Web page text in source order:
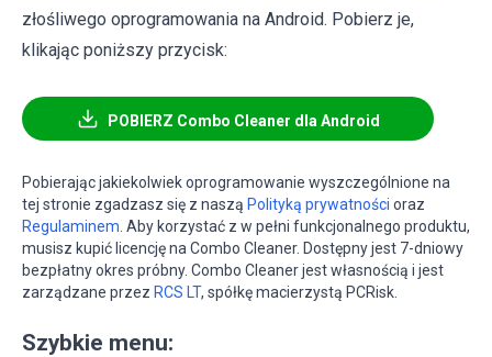
złośliwego oprogramowania na Android. Pobierz je,
klikając poniższy przycisk:
POBIERZ Combo Cleaner dla Android
Pobierając jakiekolwiek oprogramowanie wyszczególnione na
tej stronie zgadzasz się z naszą Polityką prywatności oraz
Regulaminem . Aby korzystać z w pełni funkcjonalnego produktu,
musisz kupić licencję na Combo Cleaner. Dostępny jest 7-dniowy
bezpłatny okres próbny. Combo Cleaner jest własnością i jest
zarządzane przez RCS LT, spółkę macierzystą PCRisk.
Szybkie menu: